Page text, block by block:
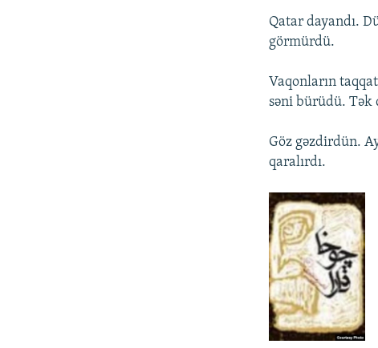
Qatar dayandı.
görmürdü.
Vaqonların
səni bürüdü. Tək
Göz gəzdirdün.
qaralırdı.